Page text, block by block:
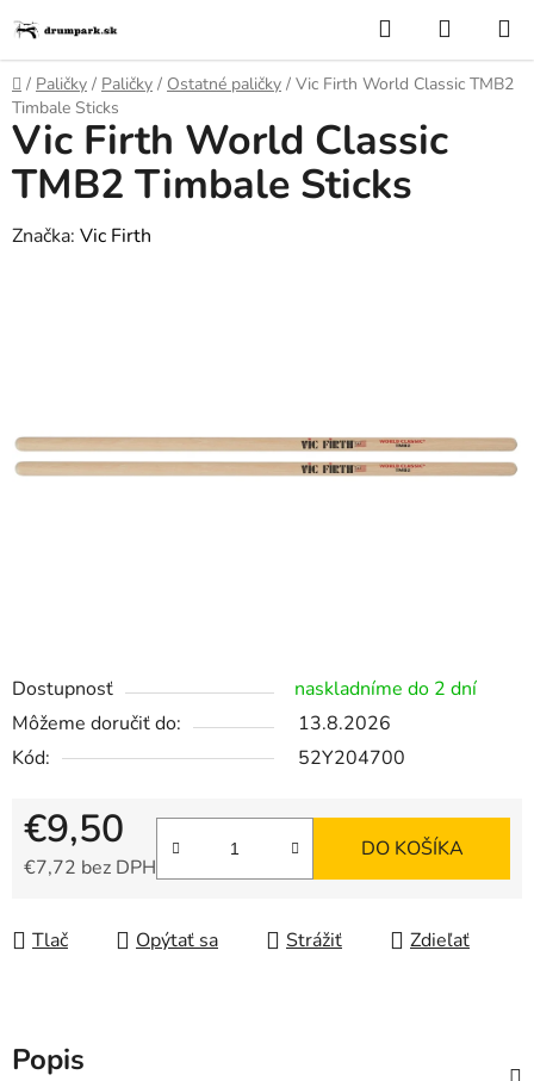
na
obsah
Hľadať
KOŠÍK
Domov
/ Paličky / Paličky / Ostatné paličky / Vic Firth World Classic TMB2
Timbale Sticks
Dostupnosť
naskladníme do 2 dní
Môžeme doručiť do:
13.8.2026
Kód:
52Y204700
€9,50
€7,72 bez DPH
DO KOŠÍKA
Tlač Opýtať sa Strážiť Zdieľať
Vic Firth World Classic
TMB2 Timbale Sticks
Značka: Vic Firth
Popis